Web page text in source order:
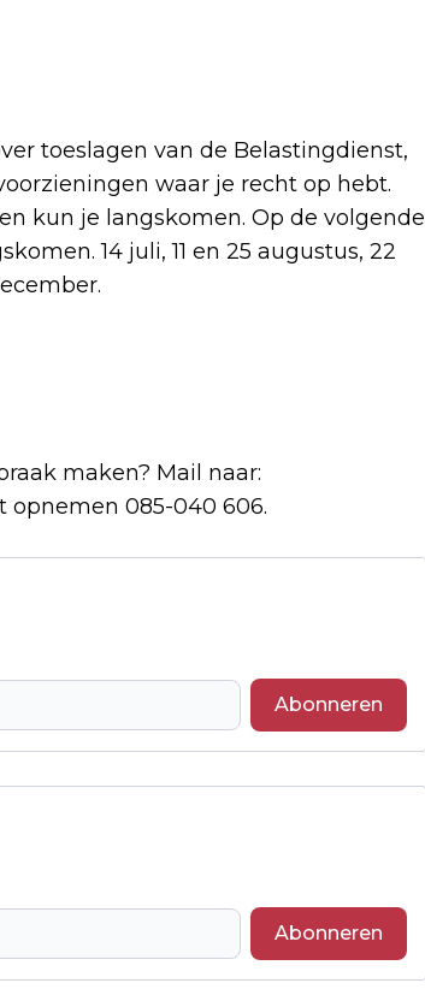
toeslagen van de Belastingdienst,
waar je recht op hebt.
kun je langskomen. Op de volgende
14 juli, 11 en 25 augustus, 22
maken? Mail naar:
opnemen 085-040 606.
Abonneren
Abonneren